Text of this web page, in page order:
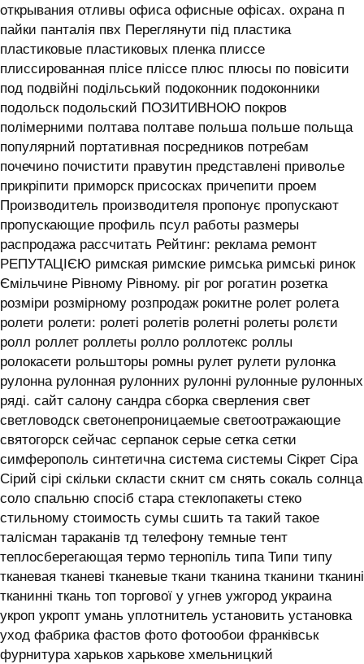
открывания отливы офиса офисные офісах. охрана п
пайки панталія пвх Переглянути під пластика
пластиковые пластиковых пленка плиссе
плиссированная плісе пліссе плюс плюсы по повісити
под подвійні подільський подоконник подоконники
подольск подольский ПОЗИТИВНОЮ покров
полімерними полтава полтаве польша польше польща
популярний портативная посредников потребам
почечино почистити правутин представлені приволье
прикріпити приморск присосках причепити проем
Производитель производителя пропонує пропускают
пропускающие профиль псул работы размеры
распродажа рассчитать Рейтинг: реклама ремонт
РЕПУТАЦІЄЮ римская римские римська римські ринок
Ємільчине Рівному Рівному. ріг рог рогатин розетка
розміри розмірному розпродаж рокитне ролет ролета
ролети ролети: ролеті ролетів ролетні ролеты ролєти
ролл роллет роллеты ролло роллотекс роллы
ролокасети рольшторы ромны рулет рулети рулонка
рулонна рулонная рулонних рулонні рулонные рулонных
ряді. сайт салону сандра сборка сверления свет
светловодск светонепроницаемые светоотражающие
святогорск сейчас серпанок серые сетка сетки
симферополь синтетична система системы ‎Сікрет Сіра
Сірий сірі скільки скласти скнит см снять сокаль солнца
соло спальню спосіб стара стеклопакеты стеко
стильному стоимость сумы сшить та такий такое
талісман тараканів тд телефону темные тент
теплосберегающая термо тернопіль типа Типи типу
тканевая тканеві тканевые ткани тканина тканини тканині
тканинні ткань топ торгової у угнев ужгород украина
укроп укропт умань уплотнитель установить установка
уход фабрика фастов фото фотообои франківськ
фурнитура харьков харькове хмельницкий